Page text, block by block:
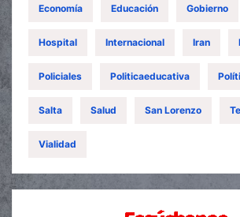
Economía Educación Gobierno
Hospital Internacional Iran
Policiales Politicaeducativa
Salta Salud San Lorenzo
Vialidad